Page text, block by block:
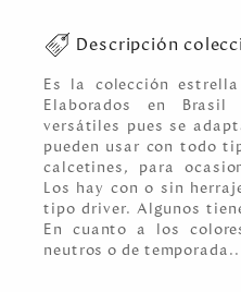
Descripción
Es la colección estrella
Elaborados en
versátiles pues se
pueden usar con todo
calcetines, para
Los hay con o sin
tipo driver. Algunos
En cuanto a los
neutros o de temporada..